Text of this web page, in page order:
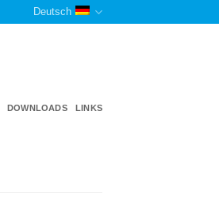
Deutsch
DOWNLOADS LINKS